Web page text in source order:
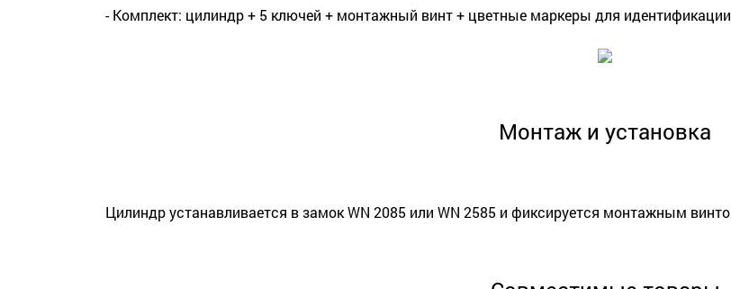
- Комплект: цилиндр + 5 ключей + монтажный винт + цветные маркеры для
Монтаж и установка
Цилиндр устанавливается в замок WN 2085 или WN 2585 и фиксируется монтажным